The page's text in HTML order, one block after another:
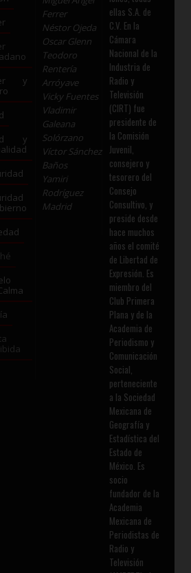
y
y
Ferrer
Néstor Ojeda
Oscar Glenn
Teodoro
Rentería
Arróyave
Vicky Fuentes
Vladimir
Galeana
Solórzano
Víctor Sánchez
Baños
Yamiri
Rodríguez
Madrid
ellas S.A. de
C.V. En la
Cámara
Nacional de la
Industria de
Radio y
Televisión
(CIRT) fue
presidente de
la Comisión
Juvenil,
consejero y
tesorero del
Consejo
Consultivo, y
preside desde
hace muchos
años el comité
de Libertad de
Expresión. Es
miembro del
Club Primera
Plana y de la
Academia de
Periodismo y
Comunicación
Social,
perteneciente
a la Sociedad
Mexicana de
Geografía y
Estadística del
Estado de
México. Es
socio
fundador de la
Academia
Mexicana de
Periodistas de
Radio y
Televisión